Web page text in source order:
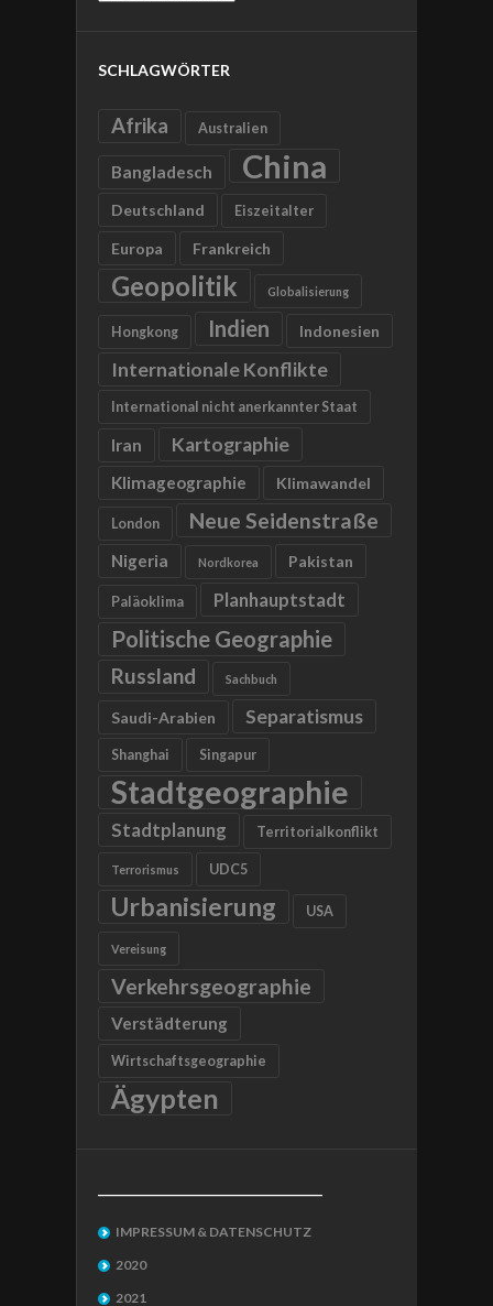
SCHLAGWÖRTER
Afrika Australien
Bangladesch China
Deutschland Eiszeitalter
Europa Frankreich
Geopolitik Globalisierung
Hongkong Indien Indonesien
Internationale Konflikte
International nicht anerkannter Staat
Iran Kartographie
Klimageographie Klimawandel
London Neue Seidenstraße
Nigeria Nordkorea Pakistan
Paläoklima Planhauptstadt
Politische Geographie
Russland Sachbuch
Saudi-Arabien Separatismus
Shanghai Singapur
Stadtgeographie
Stadtplanung Territorialkonflikt
Terrorismus UDC5
Urbanisierung USA
Vereisung
Verkehrsgeographie
Verstädterung
Wirtschaftsgeographie
Ägypten
IMPRESSUM & DATENSCHUTZ
2020
2021